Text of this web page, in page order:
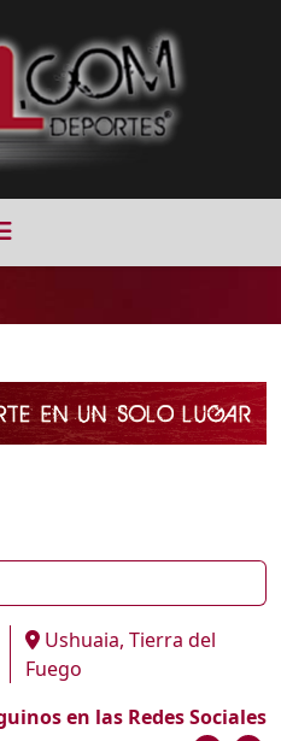
Ushuaia, Tierra del
Fuego
en las Redes Sociales